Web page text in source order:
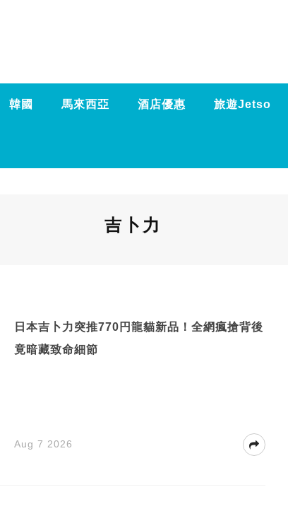
韓國 馬來西亞 酒店優惠 旅遊Jetso
吉卜力
日本吉卜力突推770円龍貓新品！全網瘋搶背後
竟暗藏致命細節
Aug 7 2026